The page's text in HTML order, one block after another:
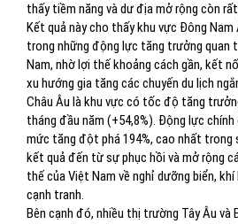
thấy tiềm năng và dư địa mở rộng còn
Kết quả này cho thấy khu vực Đông
trong những động lực tăng trưởng quan
Nam, nhờ lợi thế khoảng cách gần, kết
xu hướng gia tăng các chuyến du lịch
Châu Âu là khu vực có tốc độ tăng
tháng đầu năm (+54,8%). Động lực
mức tăng đột phá 194%, cao nhất
kết quả đến từ sự phục hồi và mở rộng
thế của Việt Nam về nghỉ dưỡng biển,
cạnh tranh.
Bên cạnh đó, nhiều thị trường Tây Âu và